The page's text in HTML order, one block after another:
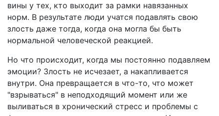
вины у тех, кто выходит за рамки навязанных
норм. В результате люди учатся подавлять свою
злость даже тогда, когда она могла бы быть
нормальной человеческой реакцией.
Но что происходит, когда мы постоянно подавляем
эмоции? Злость не исчезает, а накапливается
внутри. Она превращается в что-то, что может
"взрываться" в неподходящий момент или же
выливаться в хронический стресс и проблемы с